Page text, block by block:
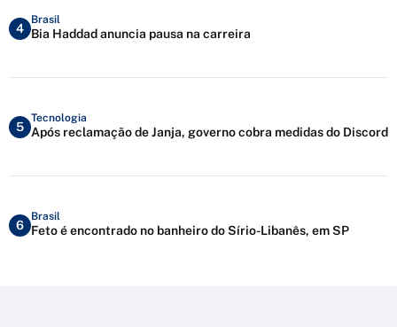
4
Brasil
Bia Haddad anuncia pausa na carreira
5
Tecnologia
Após reclamação de Janja, governo cobra medidas do Discord
6
Brasil
Feto é encontrado no banheiro do Sírio-Libanês, em SP